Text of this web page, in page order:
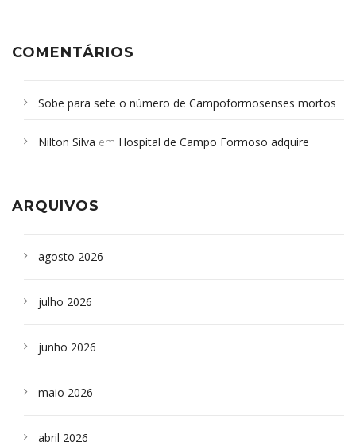
COMENTÁRIOS
Sobe para sete o número de Campoformosenses mortos
Campoformosenses que morreram em desabamentos são
Nilton Silva em Hospital de Campo Formoso adquire
ARQUIVOS
agosto 2026
julho 2026
junho 2026
maio 2026
abril 2026